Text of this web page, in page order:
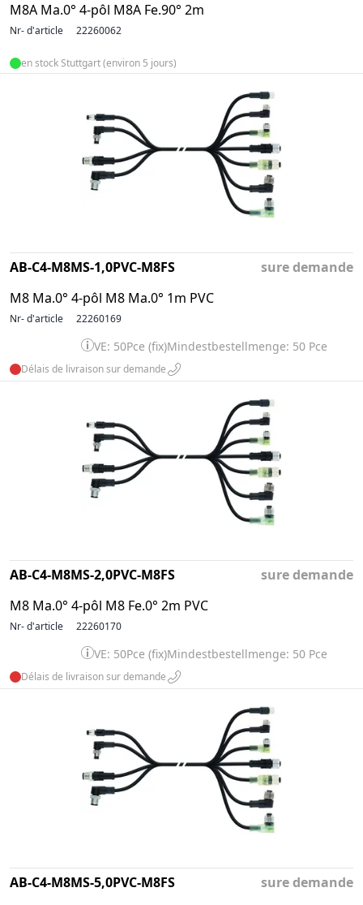
M8A Ma.0° 4-pôl M8A Fe.90° 2m
Nr- d'article 22260062
en stock Stuttgart (environ 5 jours)
AB-C4-M8MS-1,0PVC-M8FS
M8 Ma.0° 4-pôl M8 Ma.0° 1m PVC
sure demande
Nr- d'article 22260169
VE: 50Pce (fix)Mindestbestellmenge: 50 Pce
Délais de livraison sur demande
AB-C4-M8MS-2,0PVC-M8FS
M8 Ma.0° 4-pôl M8 Fe.0° 2m PVC
sure demande
Nr- d'article 22260170
VE: 50Pce (fix)Mindestbestellmenge: 50 Pce
Délais de livraison sur demande
AB-C4-M8MS-5,0PVC-M8FS
sure demande